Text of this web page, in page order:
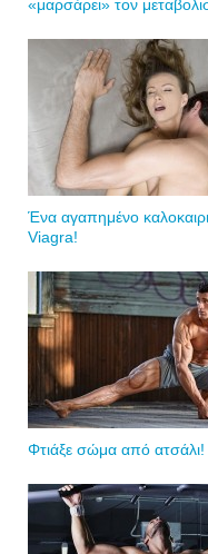
«μαρσάρει» τον
Ένα αγαπημένο
Viagra!
Φτιάξε σώμα από ατσάλι!